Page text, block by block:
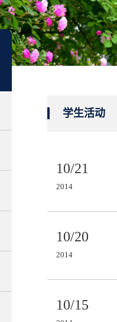
学生活动
10/21
2014
10/20
2014
10/15